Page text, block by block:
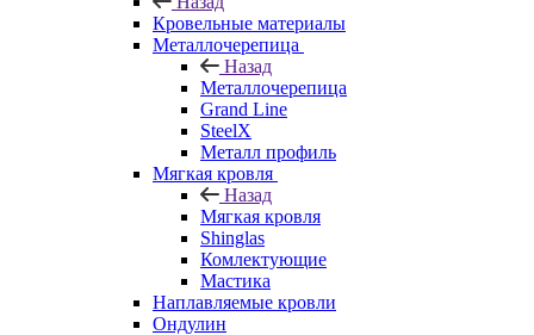
Кровельные материалы
Металлочерепица
Назад
Металлочерепица
Grand Line
SteelX
Металл профиль
Мягкая кровля
Назад
Мягкая кровля
Shinglas
Комлектующие
Мастика
Наплавляемые кровли
Ондулин